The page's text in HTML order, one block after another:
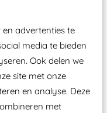
advertenties te
media te bieden
Ook delen we
site met onze
en analyse. Deze
met
-plaatje en
Nederlands
laten keuren zodat
Attractie- en